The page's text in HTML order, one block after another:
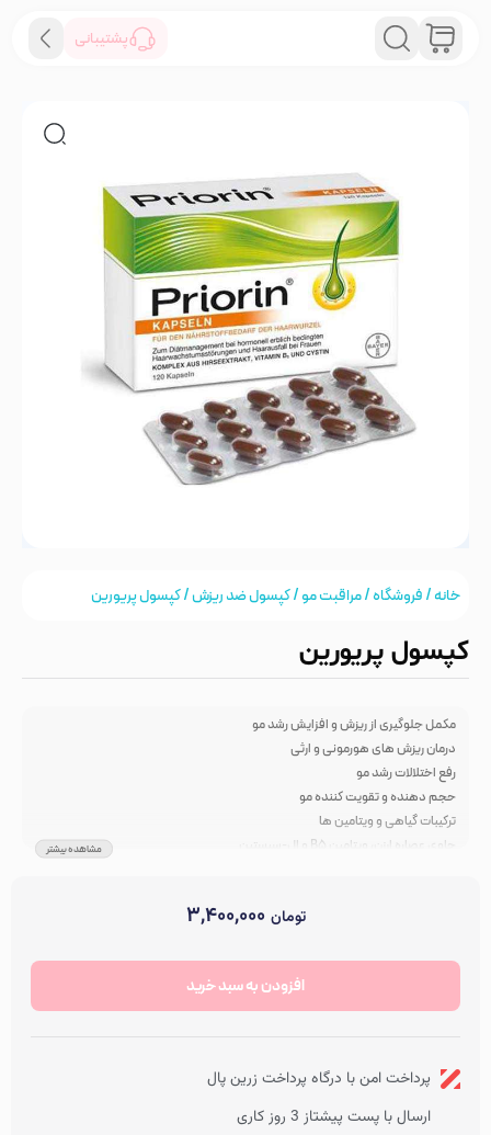
پشتیبانی
خانه/فروشگاه/مراقبت مو/کپسول ضد ریزش/ کپسول پریورین
کپسول پریورین
مکمل جلوگیری از ریزش و افزایش رشد مو
درمان ریزش های هورمونی و ارثی
رفع اختلالات رشد مو
حجم دهنده و تقویت کننده مو
ترکیبات گیاهی و ویتامین ها
حاوی عصاره ارزن، ویتامین B5 و ال-سیستین
تقویت رنگدانه‌های مو و حفظ درخشندگی
استحکام بخش ریشه ی مو
مناسب بزرگسالان
مشاهده بیشتر
تومان ۳,۴۰۰,۰۰۰
تعداد افزودن به سبد خرید
موجود در انبار
پرداخت امن با درگاه پرداخت زرین پال
ارسال با پست پیشتاز 3 روز کاری